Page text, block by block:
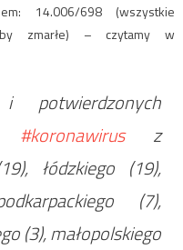
14.006/698 (wszystkie
zmarłe) – czytamy w
#koronawirusz
łódzkiego (19),
(7),
(3), małopolskiego